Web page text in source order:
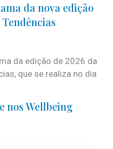
da nova edição
da edição de 2026 da
que se realiza no dia
nos Wellbeing